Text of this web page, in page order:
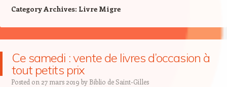
Category Archives: Livre Migre
Ce samedi : vente de livres d’occasion à
tout petits prix
Posted on 27 mars 2019 by Biblio de Saint-Gilles